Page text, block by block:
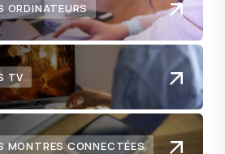
ORDINATEURS
TV
MONTRES CONNECTÉES